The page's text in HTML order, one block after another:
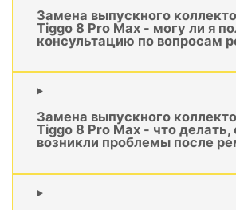
Замена выпускного
Tiggo 8 Pro Max - могу ли я
консультацию по вопросам
Замена выпускного
Tiggo 8 Pro Max - что делать,
возникли проблемы после